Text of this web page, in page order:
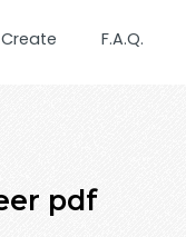
Create F.A.Q.
pdf